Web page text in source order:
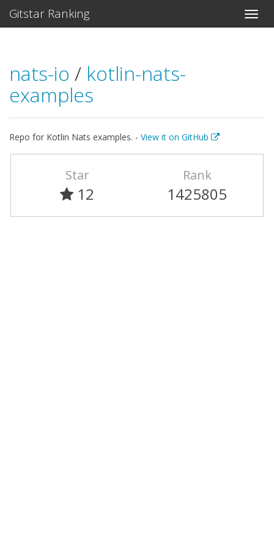
Gitstar Ranking
nats-io / kotlin-nats-
examples
Repo for Kotlin Nats examples. - View it on GitHub
Star
12
Rank
1425805